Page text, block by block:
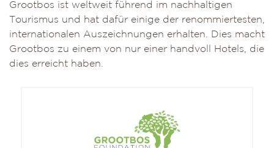
Grootbos ist weltweit führend im nachhaltigen
Tourismus und hat dafür einige der renommiertesten,
internationalen Auszeichnungen erhalten. Dies macht
Grootbos zu einem von nur einer handvoll Hotels, die
dies erreicht haben.